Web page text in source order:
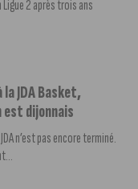
Ligue 2 après trois ans
JDA Basket,
est dijonnais
n’est pas encore terminé.